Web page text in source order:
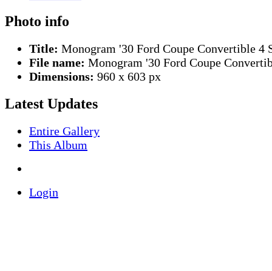
Photo info
Title: Monogram '30 Ford Coupe Convertible 4
File name: Monogram '30 Ford Coupe
Dimensions: 960 x 603 px
Latest Updates
Entire Gallery
This Album
Login